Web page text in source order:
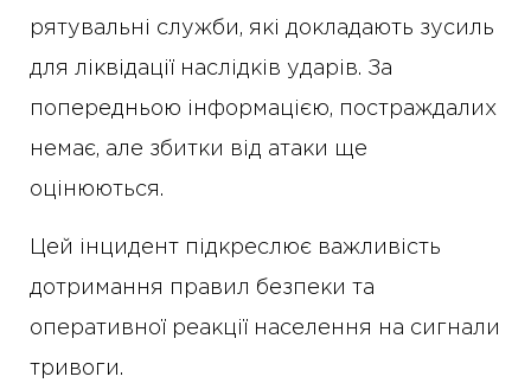
рятувальні служби, які докладають зусиль
для ліквідації наслідків ударів. За
попередньою інформацією, постраждалих
немає, але збитки від атаки ще
оцінюються.
Цей інцидент підкреслює важливість
дотримання правил безпеки та
оперативної реакції населення на сигнали
тривоги.